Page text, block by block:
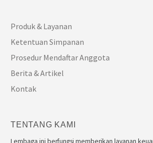
Produk & Layanan
Ketentuan Simpanan
Prosedur Mendaftar Anggota
Berita & Artikel
Kontak
TENTANG KAMI